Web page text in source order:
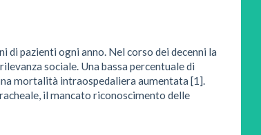
di pazienti ogni anno. Nel corso dei decenni la
sociale. Una bassa percentuale di
mortalità intraospedaliera aumentata [1].
il mancato riconoscimento delle